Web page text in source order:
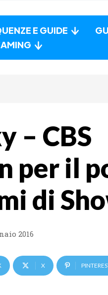
E GUIDE
– CBS
per il
di
2016
X